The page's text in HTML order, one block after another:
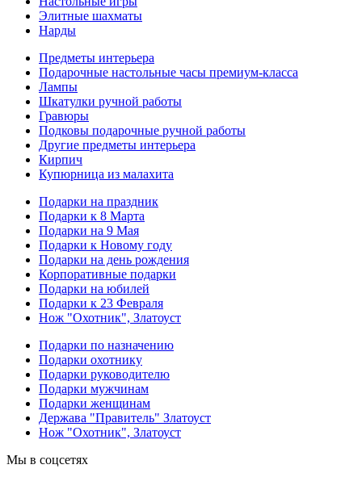
Элитные шахматы
Нарды
Предметы интерьера
Подарочные настольные часы премиум-класса
Лампы
Шкатулки ручной работы
Гравюры
Подковы подарочные ручной работы
Другие предметы интерьера
Кирпич
Купюрница из малахита
Подарки на праздник
Подарки к 8 Марта
Подарки на 9 Мая
Подарки к Новому году
Подарки на день рождения
Корпоративные подарки
Подарки на юбилей
Подарки к 23 Февраля
Нож "Охотник", Златоуст
Подарки по назначению
Подарки охотнику
Подарки руководителю
Подарки мужчинам
Подарки женщинам
Держава "Правитель" Златоуст
Нож "Охотник", Златоуст
Мы в соцсетях